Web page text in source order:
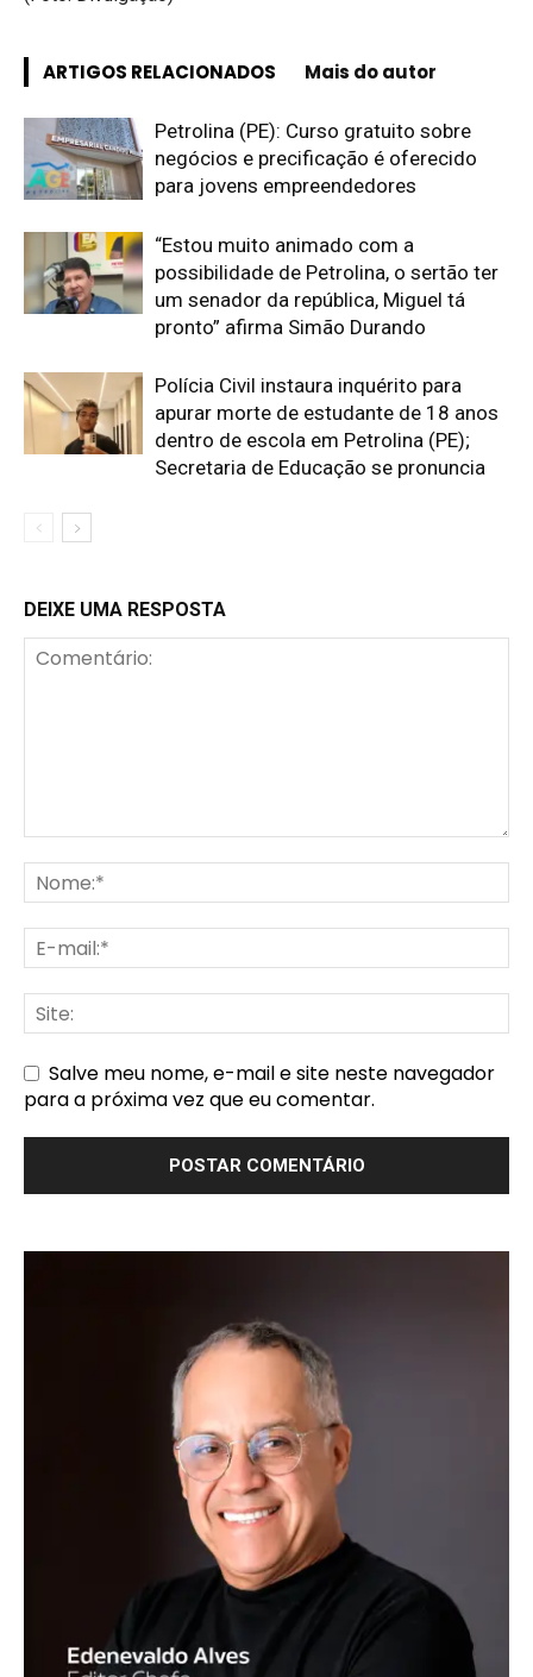
ARTIGOS RELACIONADOS Mais do autor
Petrolina (PE): Curso gratuito sobre
negócios e precificação é oferecido
para jovens empreendedores
“Estou muito animado com a
possibilidade de Petrolina, o sertão ter
um senador da república, Miguel tá
pronto” afirma Simão Durando
Polícia Civil instaura inquérito para
apurar morte de estudante de 18 anos
dentro de escola em Petrolina (PE);
Secretaria de Educação se pronuncia
DEIXE UMA RESPOSTA
Salve meu nome, e-mail e site neste navegador
para a próxima vez que eu comentar.